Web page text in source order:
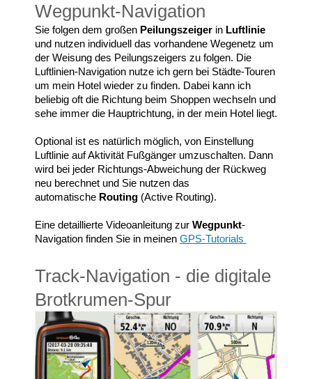
Wegpunkt-Navigation
Sie folgen dem großen Peilungszeiger in Luftlinie
und nutzen individuell das vorhandene Wegenetz um
der Weisung des Peilungszeigers zu folgen. Die
Luftlinien-Navigation nutze ich gern bei Städte-Touren
um mein Hotel wieder zu finden. Dabei kann ich
beliebig oft die Richtung beim Shoppen wechseln und
sehe immer die Hauptrichtung, in der mein Hotel liegt.
Optional ist es natürlich möglich, von Einstellung
Luftlinie auf Aktivität Fußgänger umzuschalten. Dann
wird bei jeder Richtungs-Abweichung der Rückweg
neu berechnet und Sie nutzen das
automatische Routing (Active Routing).
Eine detaillierte Videoanleitung zur Wegpunkt-
Navigation finden Sie in meinen GPS-Tutorials
Track-Navigation - die digitale
Brotkrumen-Spur